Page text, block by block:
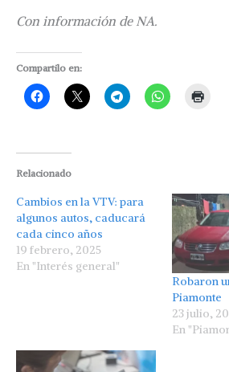
Con información de NA.
Compartilo en:
Relacionado
Cambios en la VTV: para
algunos autos, caducará
cada cinco años
19 febrero, 2025
En "Interés general"
Robaron
Piamonte
23 julio,
En